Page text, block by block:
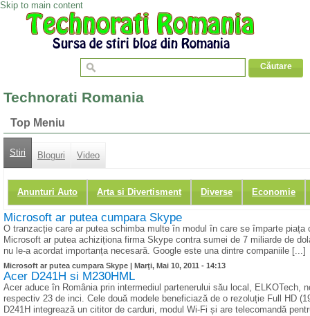
Skip to main content
Technorati Romania
Top Meniu
Stiri Bloguri Video
Anunturi Auto Arta si Divertisment Diverse Economie
Microsoft ar putea cumpara Skype
O tranzacție care ar putea schimba multe în modul în care se împarte
Microsoft ar putea achiziționa firma Skype contra sumei de 7 miliarde de
nu le-a acordat importanța necesară. Google este una dintre companiile [...]
Microsoft ar putea cumpara Skype | Marţi, Mai 10, 2011 - 14:13
Acer D241H si M230HML
Acer aduce în România prin intermediul partenerului său local, ELKOTech,
respectiv 23 de inci. Cele două modele beneficiază de o rezoluție Full HD
D241H integrează un cititor de carduri, modul Wi-Fi și are telecomandă